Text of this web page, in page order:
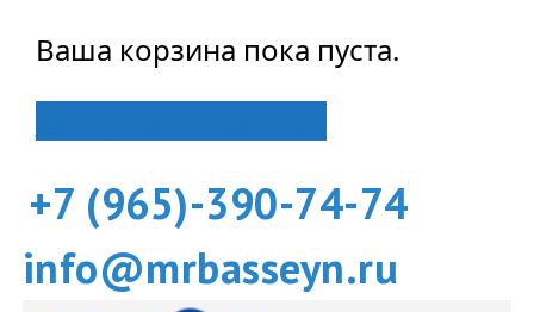
Ваша корзина пока пуста.
+7 (965)-390-74-74
info@mrbasseyn.ru